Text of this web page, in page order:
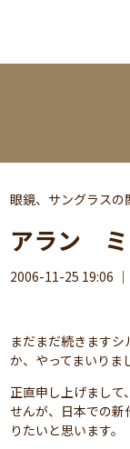
眼鏡、サングラスの
アラン
2006-11-25 19:06
まだまだ続きます
か、やってまいりま
正直申し上げまして
せんが、日本での新
りたいと思います。